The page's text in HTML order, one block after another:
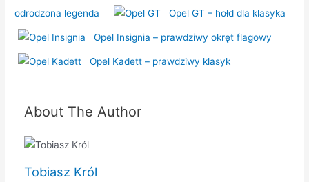
odrodzona legenda Opel GT – hołd dla klasyka
Opel Insignia – prawdziwy okręt flagowy
Opel Kadett – prawdziwy klasyk
About The Author
Tobiasz Król